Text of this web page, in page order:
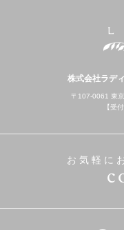
株式会社ラデ
〒107-0061 東
【受
お気軽に